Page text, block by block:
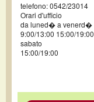
telefono: 0542/23014
Orari d'ufficio
da luned� a venerd�
9:00/13:00 15:00/19:00
sabato
15:00/19:00